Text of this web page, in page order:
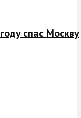
спас Москву